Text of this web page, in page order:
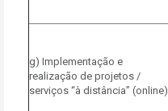
g) Implementação e
realização de projetos /
serviços “à distância” (online)